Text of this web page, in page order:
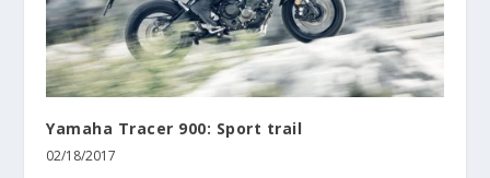
Yamaha Tracer 900: Sport trail
02/18/2017